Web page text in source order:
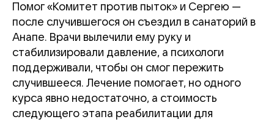
Помог «Комитет против пыток» и Сергею —
после случившегося он съездил в санаторий в
Анапе. Врачи вылечили ему руку и
стабилизировали давление, а психологи
поддерживали, чтобы он смог пережить
случившееся. Лечение помогает, но одного
курса явно недостаточно, а стоимость
следующего этапа реабилитации для